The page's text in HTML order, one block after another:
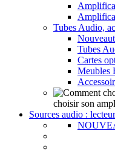
Tubes Audio,
Tubes
Cartes
Meubles
choisir son
Sources audio :